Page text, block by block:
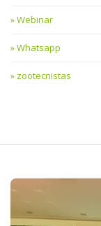
Webinar
Whatsapp
zootecnistas